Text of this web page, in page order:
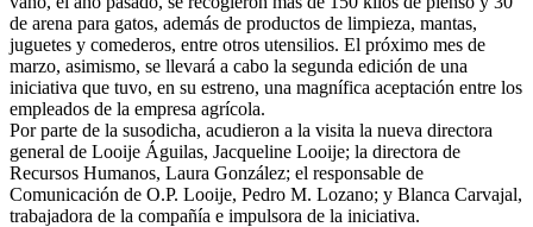
de arena para gatos, además de productos de limpieza, mantas,
juguetes y comederos, entre otros utensilios. El próximo mes de
marzo, asimismo, se llevará a cabo la segunda edición de una
iniciativa que tuvo, en su estreno, una magnífica aceptación entre los
empleados de la empresa agrícola.
Por parte de la susodicha, acudieron a la visita la nueva directora
general de Looije Águilas, Jacqueline Looije; la directora de
Recursos Humanos, Laura González; el responsable de
Comunicación de O.P. Looije, Pedro M. Lozano; y Blanca Carvajal,
trabajadora de la compañía e impulsora de la iniciativa.